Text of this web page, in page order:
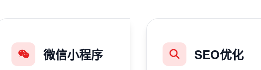
微信小程序 SEO优化